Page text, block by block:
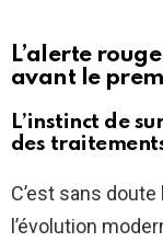
L’alerte
avant le
L’instinct de
des
C’est sans
l’évolution